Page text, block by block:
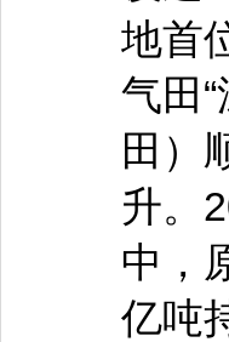
地首
气田
田）
升。
中，
亿吨